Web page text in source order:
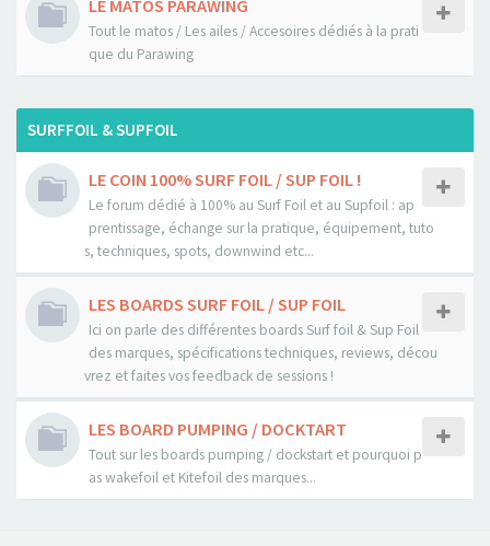
LE MATOS PARAWING
Tout le matos / Les ailes / Accesoires dédiés à la prati
que du Parawing
SURFFOIL & SUPFOIL
LE COIN 100% SURF FOIL / SUP FOIL !
Le forum dédié à 100% au Surf Foil et au Supfoil : ap
prentissage, échange sur la pratique, équipement, tuto
s, techniques, spots, downwind etc...
LES BOARDS SURF FOIL / SUP FOIL
Ici on parle des différentes boards Surf foil & Sup Foil
des marques, spécifications techniques, reviews, décou
vrez et faites vos feedback de sessions !
LES BOARD PUMPING / DOCKTART
Tout sur les boards pumping / dockstart et pourquoi p
as wakefoil et Kitefoil des marques...